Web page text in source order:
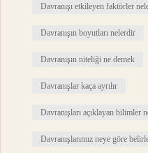
Davranışı etkileyen faktörler
Davranışın boyutları nelerdir
Davranışın niteliği ne demek
Davranışlar kaça ayrılır
Davranışları açıklayan bilimler
Davranışlarımız neye göre